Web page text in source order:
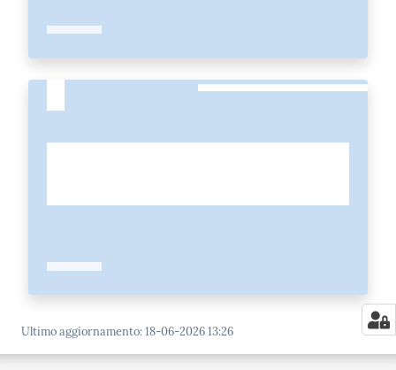
Ultimo aggiornamento:18-06-2026 13:26